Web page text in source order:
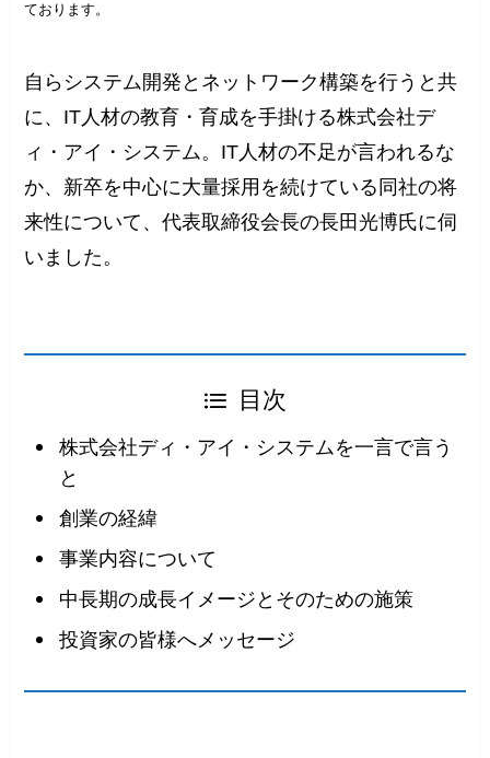
ております。
自らシステム開発とネットワーク構築を行うと共
に、IT人材の教育・育成を手掛ける株式会社デ
ィ・アイ・システム。IT人材の不足が言われるな
か、新卒を中心に大量採用を続けている同社の将
来性について、代表取締役会長の長田光博氏に伺
いました。
目次
株式会社ディ・アイ・システムを一言で言う
と
創業の経緯
事業内容について
中長期の成長イメージとそのための施策
投資家の皆様へメッセージ